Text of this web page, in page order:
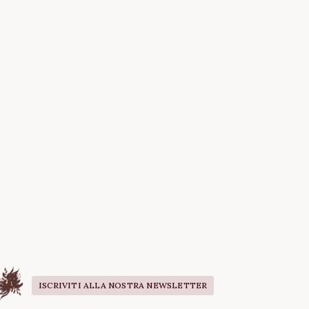
ISCRIVITI ALLA NOSTRA NEWSLETTER